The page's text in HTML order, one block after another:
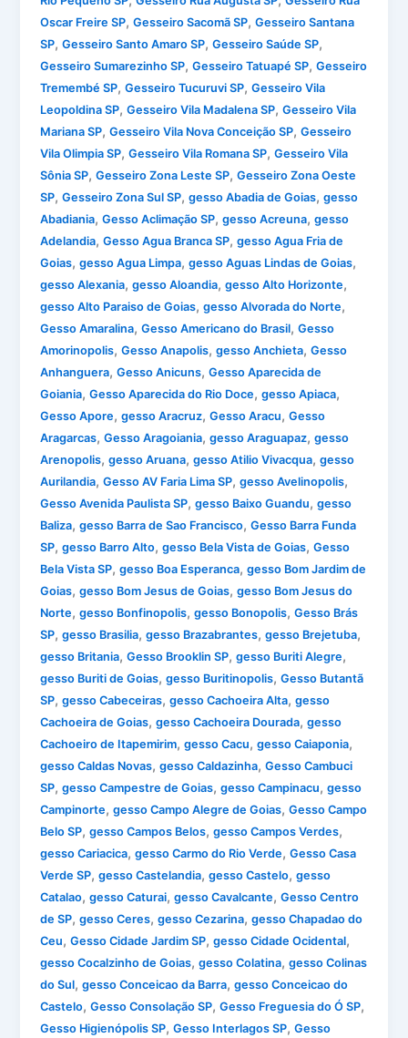
Oscar Freire SP,Gesseiro Sacomã SP,Gesseiro Santana
SP,Gesseiro Santo Amaro SP,Gesseiro Saúde SP,
Gesseiro Sumarezinho SP,Gesseiro Tatuapé SP,Gesseiro
Tremembé SP,Gesseiro Tucuruvi SP,Gesseiro Vila
Leopoldina SP,Gesseiro Vila Madalena SP,Gesseiro Vila
Mariana SP,Gesseiro Vila Nova Conceição SP,Gesseiro
Vila Olimpia SP,Gesseiro Vila Romana SP,Gesseiro Vila
Sônia SP,Gesseiro Zona Leste SP,Gesseiro Zona Oeste
SP,Gesseiro Zona Sul SP,gesso Abadia de Goias,gesso
Abadiania,Gesso Aclimação SP,gesso Acreuna,gesso
Adelandia,Gesso Agua Branca SP,gesso Agua Fria de
Goias,gesso Agua Limpa,gesso Aguas Lindas de Goias,
gesso Alexania,gesso Aloandia,gesso Alto Horizonte,
gesso Alto Paraiso de Goias,gesso Alvorada do Norte,
Gesso Amaralina,Gesso Americano do Brasil,Gesso
Amorinopolis,Gesso Anapolis,gesso Anchieta,Gesso
Anhanguera,Gesso Anicuns,Gesso Aparecida de
Goiania,Gesso Aparecida do Rio Doce,gesso Apiaca,
Gesso Apore,gesso Aracruz,Gesso Aracu,Gesso
Aragarcas,Gesso Aragoiania,gesso Araguapaz,gesso
Arenopolis,gesso Aruana,gesso Atilio Vivacqua,gesso
Aurilandia,Gesso AV Faria Lima SP,gesso Avelinopolis,
Gesso Avenida Paulista SP,gesso Baixo Guandu,gesso
Baliza,gesso Barra de Sao Francisco,Gesso Barra Funda
SP,gesso Barro Alto,gesso Bela Vista de Goias,Gesso
Bela Vista SP,gesso Boa Esperanca,gesso Bom Jardim de
Goias,gesso Bom Jesus de Goias,gesso Bom Jesus do
Norte,gesso Bonfinopolis,gesso Bonopolis,Gesso Brás
SP,gesso Brasilia,gesso Brazabrantes,gesso Brejetuba,
gesso Britania,Gesso Brooklin SP,gesso Buriti Alegre,
gesso Buriti de Goias,gesso Buritinopolis,Gesso Butantã
SP,gesso Cabeceiras,gesso Cachoeira Alta,gesso
Cachoeira de Goias,gesso Cachoeira Dourada,gesso
Cachoeiro de Itapemirim,gesso Cacu,gesso Caiaponia,
gesso Caldas Novas,gesso Caldazinha,Gesso Cambuci
SP,gesso Campestre de Goias,gesso Campinacu,gesso
Campinorte,gesso Campo Alegre de Goias,Gesso Campo
Belo SP,gesso Campos Belos,gesso Campos Verdes,
gesso Cariacica,gesso Carmo do Rio Verde,Gesso Casa
Verde SP,gesso Castelandia,gesso Castelo,gesso
Catalao,gesso Caturai,gesso Cavalcante,Gesso Centro
de SP,gesso Ceres,gesso Cezarina,gesso Chapadao do
Ceu,Gesso Cidade Jardim SP,gesso Cidade Ocidental,
gesso Cocalzinho de Goias,gesso Colatina,gesso Colinas
do Sul,gesso Conceicao da Barra,gesso Conceicao do
Castelo,Gesso Consolação SP,Gesso Freguesia do Ó SP,
Gesso Higienópolis SP,Gesso Interlagos SP,Gesso